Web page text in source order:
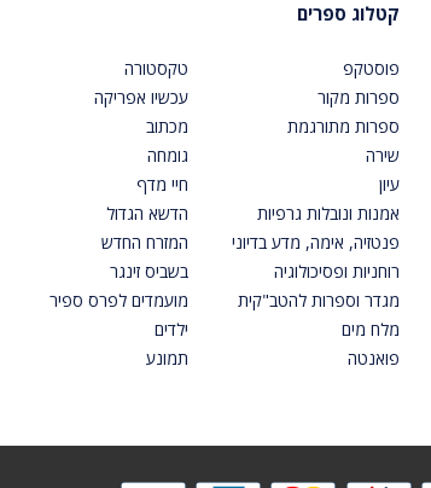
קטלוג ספרים
פוסטקפ
ספרות מקור
ספרות מתורגמת
שירה
עיון
אמנות ונובלות גרפיות
פנטזיה, אימה, מדע בדיוני
רוחניות ופסיכולוגיה
מגדר וספרות להטב"קית
מלח מים
פואנטה
טקסטורה
עכשיו אפריקה
מכתוב
גומחה
חיי מדף
הדשא הגדול
המזרח החדש
בשביס זינגר
מועמדים לפרס ספיר
ילדים
תמונע